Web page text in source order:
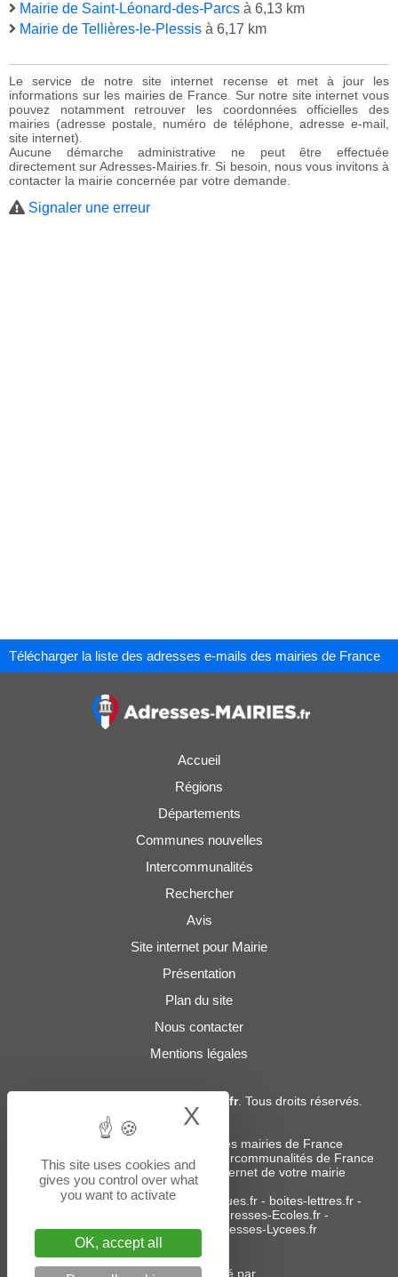
Mairie de Saint-Léonard-des-Parcs à 6,13 km
Mairie de Tellières-le-Plessis à 6,17 km
Le service de notre site internet recense et met à jour les
informations sur les mairies de France. Sur notre site internet vous
pouvez notamment retrouver les coordonnées officielles des
mairies (adresse postale, numéro de téléphone, adresse e-mail,
site internet).
Aucune démarche administrative ne peut être effectuée
directement sur Adresses-Mairies.fr. Si besoin, nous vous invitons à
contacter la mairie concernée par votre demande.
Signaler une erreur
Télécharger la liste des adresses e-mails des mairies de France
Accueil
Régions
Départements
Communes nouvelles
Intercommunalités
Rechercher
Avis
Site internet pour Mairie
Présentation
Plan du site
Nous contacter
Mentions légales
Adresses-Mairies.fr. Tous droits réservés.
Services :
Liste des adresses e-mails des mairies de France
Liste des adresses e-mails des intercommunalités de France
-Création ou refonte du site internet de votre mairie
Sites partenaires:donneespubliques.fr- boites-lettres.fr-
Adresses-Ecoles.fr -
Adresses-Colleges.fr- Adresses-Lycees.fr
Un service édité par
This site uses cookies and
gives you control over what
you want to activate
OK, accept all
X